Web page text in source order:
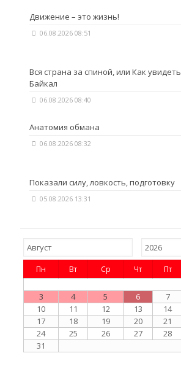
Движение – это жизнь!
06.08.2026 08:51
Вся страна за спиной, или Как увидеть
Байкал
06.08.2026 08:40
Анатомия обмана
06.08.2026 08:32
Показали силу, ловкость, подготовку
05.08.2026 13:31
Пн Вт Ср Чт Пт
3
4 5 6 7
10
11 12 13 14
17
18 19 20 21
24
25 26 27 28
31